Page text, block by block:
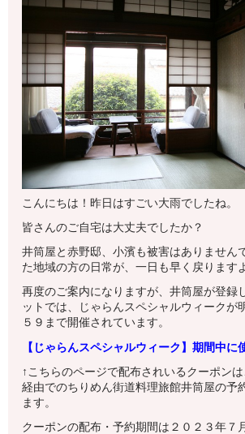
こんにちは！昨日はすごい大雨でしたね。
皆さんのご自宅は大丈夫でしたか？
井筒屋と赤野邸、小濱も被害はありません
た地域の方の日常が、一日も早く戻ります
再度のご案内になりますが、井筒屋が登録
ットでは、じゃらんスペシャルウィークが
５９まで開催されています。
【じゃらんスペシャルウィーク】期間中に
↑こちらのページで配布されいるクーポン
経由でのちりめん街道料理旅館井筒屋の予
ます。
クーポンの配布・予約期間は２０２３年７